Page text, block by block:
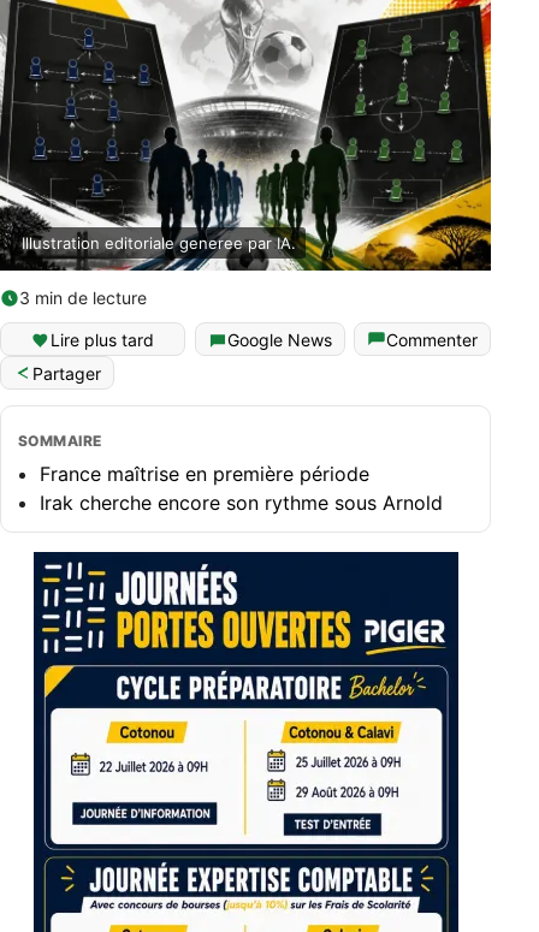
Illustration editoriale generee par IA.
3 min de lecture
Lire plus tard Google News
Commenter
Partager
SOMMAIRE
France maîtrise en première période
Irak cherche encore son rythme sous Arnold